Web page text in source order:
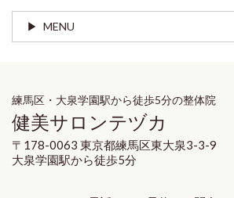
MENU
練馬区・大泉学園駅から徒歩5分の整体院
健美サロンテヅカ
〒178-0063 東京都練馬区東大泉3-3-9
大泉学園駅から徒歩5分